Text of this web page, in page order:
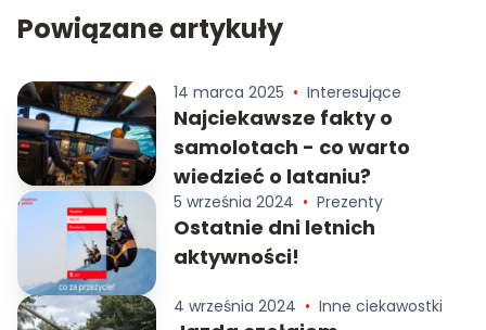
Powiązane artykuły
14 marca 2025 • Interesujące
Najciekawsze fakty o
samolotach - co warto
wiedzieć o lataniu?
5 września 2024 • Prezenty
Ostatnie dni letnich
aktywności!
4 września 2024 • Inne ciekawostki